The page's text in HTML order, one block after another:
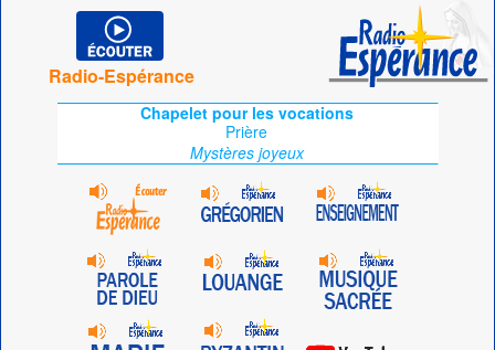
Radio-Espérance
Chapelet pour les vocations
Prière
Mystères joyeux